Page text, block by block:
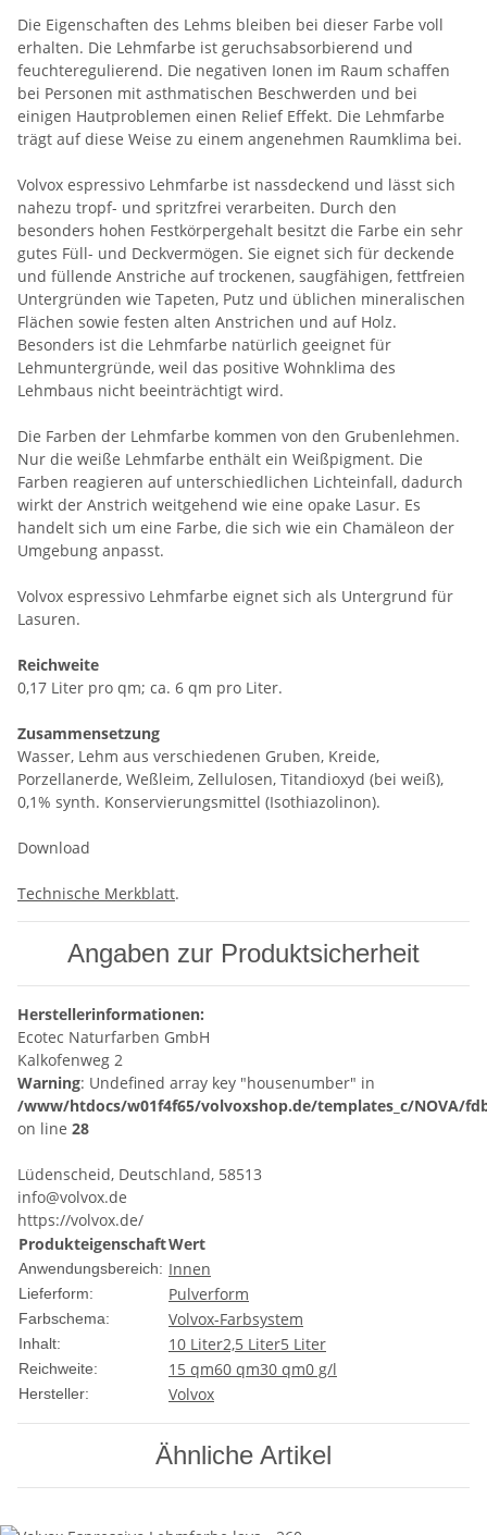
Die Eigenschaften des Lehms bleiben bei dieser Farbe voll
erhalten. Die Lehmfarbe ist geruchsabsorbierend und
feuchteregulierend. Die negativen Ionen im Raum schaffen
bei Personen mit asthmatischen Beschwerden und bei
einigen Hautproblemen einen Relief Effekt. Die Lehmfarbe
trägt auf diese Weise zu einem angenehmen Raumklima bei.
Volvox espressivo Lehmfarbe ist nassdeckend und lässt sich
nahezu tropf- und spritzfrei verarbeiten. Durch den
besonders hohen Festkörpergehalt besitzt die Farbe ein sehr
gutes Füll- und Deckvermögen. Sie eignet sich für deckende
und füllende Anstriche auf trockenen, saugfähigen, fettfreien
Untergründen wie Tapeten, Putz und üblichen mineralischen
Flächen sowie festen alten Anstrichen und auf Holz.
Besonders ist die Lehmfarbe natürlich geeignet für
Lehmuntergründe, weil das positive Wohnklima des
Lehmbaus nicht beeinträchtigt wird.
Die Farben der Lehmfarbe kommen von den Grubenlehmen.
Nur die weiße Lehmfarbe enthält ein Weißpigment. Die
Farben reagieren auf unterschiedlichen Lichteinfall, dadurch
wirkt der Anstrich weitgehend wie eine opake Lasur. Es
handelt sich um eine Farbe, die sich wie ein Chamäleon der
Umgebung anpasst.
Volvox espressivo Lehmfarbe eignet sich als Untergrund für
Lasuren.
Reichweite
0,17 Liter pro qm; ca. 6 qm pro Liter.
Zusammensetzung
Wasser, Lehm aus verschiedenen Gruben, Kreide,
Porzellanerde, Weßleim, Zellulosen, Titandioxyd (bei weiß),
0,1% synth. Konservierungsmittel (Isothiazolinon).
Download
Technische Merkblatt.
Angaben zur Produktsicherheit
Herstellerinformationen:
Ecotec Naturfarben GmbH
Kalkofenweg 2
Warning: Undefined array key "housenumber" in
/www/htdocs/w01f4f65/volvoxshop.de/templates_c/NOVA/
on line 28
Lüdenscheid, Deutschland, 58513
info@volvox.de
https://volvox.de/
ProdukteigenschaftWert
Anwendungsbereich: Innen
Lieferform: Pulverform
Farbschema: Volvox-Farbsystem
Inhalt: 10 Liter2,5 Liter5 Liter
Reichweite: 15 qm60 qm30 qm0 g/l
Hersteller: Volvox
Ähnliche Artikel